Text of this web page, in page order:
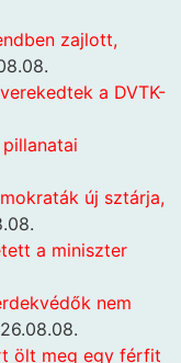
zajlott,
a DVTK-
új sztárja,
a miniszter
nem
ölt meg egy férfit